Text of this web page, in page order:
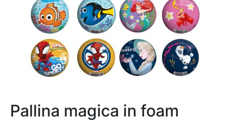
Pallina magica in foam